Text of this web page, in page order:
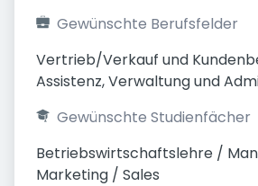
Gewünschte Berufsfelder
Vertrieb/Verkauf und
Assistenz, Verwaltung und
Gewünschte Studienfächer
Betriebswirtschaftslehre /
Marketing / Sales